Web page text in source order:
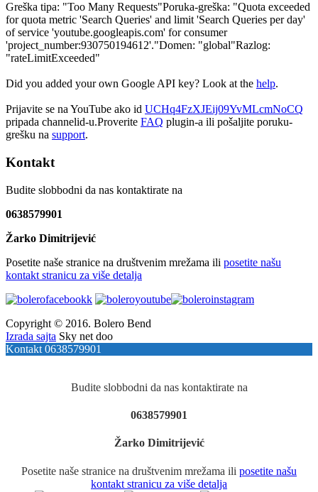
Greška tipa: "Too Many Requests"Poruka-greška: "Quota exceeded
for quota metric 'Search Queries' and limit 'Search Queries per day'
of service 'youtube.googleapis.com' for consumer
'project_number:930750194612'."Domen: "global"Razlog:
"rateLimitExceeded"
Did you added your own Google API key? Look at the help.
Prijavite se na YouTube ako id UCHq4FzXJEij09YvMLcmNoCQ
pripada channelid-u.Proverite FAQ plugin-a ili pošaljite poruku-
grešku na support.
Kontakt
Budite slobbodni da nas kontaktirate na
0638579901
Žarko Dimitrijević
Posetite naše stranice na društvenim mrežama ili posetite našu
kontakt stranicu za više detalja
Copyright © 2016. Bolero Bend
Izrada sajta Sky net doo
Kontakt 0638579901
Budite slobbodni da nas kontaktirate na
0638579901
Žarko Dimitrijević
Posetite naše stranice na društvenim mrežama ili posetite našu
kontakt stranicu za više detalja